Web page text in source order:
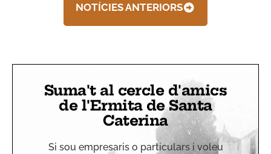
NOTÍCIES ANTERIORS
Suma't al cercle d'amics
de l'Ermita de Santa
Caterina
Si sou empresaris o particulars i voleu